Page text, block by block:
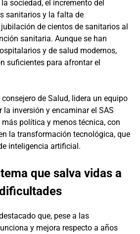
sociedad, el incremento del
sanitarios y la falta de
de cientos de sanitarios al
sanitaria. Aunque se han
y de salud modernos,
suficientes para afrontar el
de Salud, lidera un equipo
inversión y encaminar el SAS
política y menos técnica, con
la transformación tecnológica, que
inteligencia artificial.
que salva vidas a
que, pese a las
y mejora respecto a años